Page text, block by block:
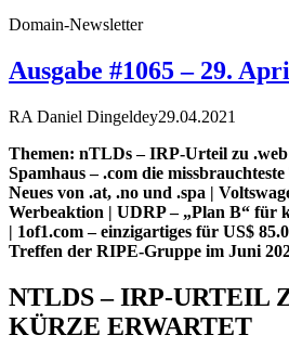
Domain-Newsletter
Ausgabe #1065 – 29.
RA Daniel Dingeldey29.04.2021
Themen: nTLDs – IRP-Urteil zu
Spamhaus – .com die
Neues von .at, .no und .spa |
Werbeaktion | UDRP – „Plan B“ für
| 1of1.com – einzigartiges für US$
Treffen der RIPE-Gruppe im Juni
NTLDS – IRP-URTEIL
KÜRZE ERWARTET